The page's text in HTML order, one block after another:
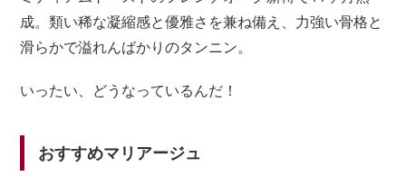
成。類い稀な凝縮感と優雅さを兼ね備え、力強い骨格と
滑らかで溢れんばかりのタンニン。
いったい、どうなっているんだ！
おすすめマリアージュ